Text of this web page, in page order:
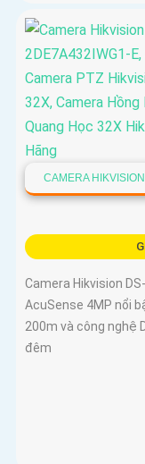
CAMERA
Camera Hikvision
AcuSense 4MP nổi
200m và công nghệ
đêm